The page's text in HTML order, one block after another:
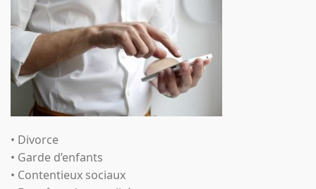
• Divorce
• Garde d’enfants
• Contentieux sociaux